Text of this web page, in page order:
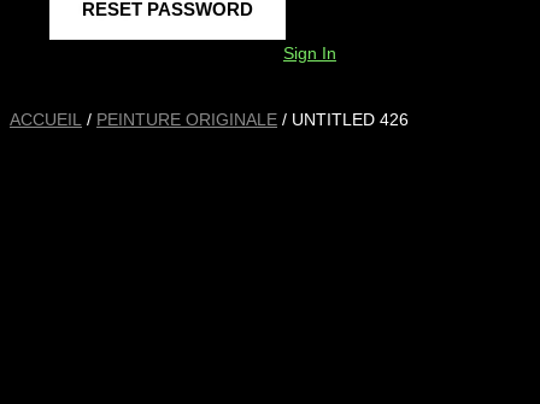
Sign In
ACCUEIL / PEINTURE ORIGINALE / UNTITLED 426